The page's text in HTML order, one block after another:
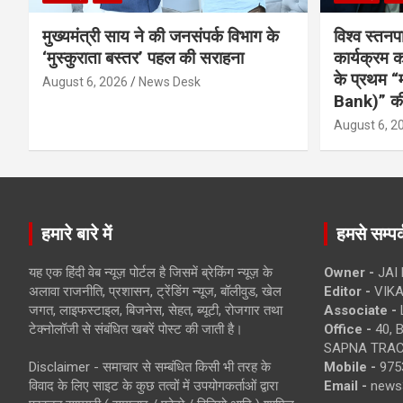
मुख्यमंत्री साय ने की जनसंपर्क विभाग के
‘मुस्कुराता बस्तर’ पहल की सराहना
August 6, 2026 News Desk
विश्व
कार्यक्रम
के प्रथम
Bank)”
August 6,
हमारे बारे में
यह एक हिंदी वेब न्यूज़ पोर्टल है जिसमें ब्रेकिंग न्यूज़ के
अलावा राजनीति, प्रशासन, ट्रेंडिंग न्यूज, बॉलीवुड, खेल
जगत, लाइफस्टाइल, बिजनेस, सेहत, ब्यूटी, रोजगार तथा
टेक्नोलॉजी से संबंधित खबरें पोस्ट की जाती है।
Disclaimer - समाचार से सम्बंधित किसी भी तरह के
विवाद के लिए साइट के कुछ तत्वों में उपयोगकर्ताओं द्वारा
हमसे
Owner - JAI
Editor -
Associate -
Office - 40,
SAPNA
Mobile -
Email -